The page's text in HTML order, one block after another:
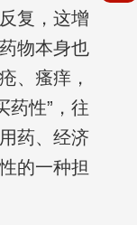
复，这增
物本身也
、瘙痒，
药性”，往
药、经济
的一种担